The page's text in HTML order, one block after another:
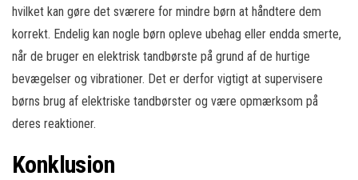
hvilket kan gøre det sværere for mindre børn at håndtere dem
korrekt. Endelig kan nogle børn opleve ubehag eller endda smerte,
når de bruger en elektrisk tandbørste på grund af de hurtige
bevægelser og vibrationer. Det er derfor vigtigt at supervisere
børns brug af elektriske tandbørster og være opmærksom på
deres reaktioner.
Konklusion